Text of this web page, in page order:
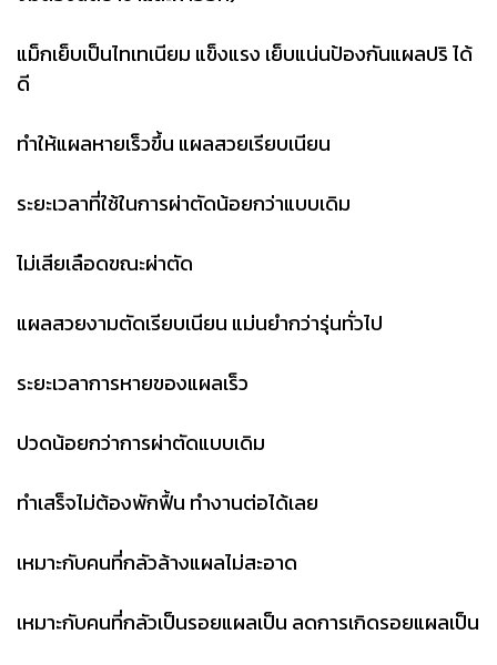
แม็กเย็บเป็นไทเทเนียม แข็งแรง เย็บแน่นป้องกันแผลปริ ได้
ดี
ทำให้แผลหายเร็วขึ้น แผลสวยเรียบเนียน
ระยะเวลาที่ใช้ในการผ่าตัดน้อยกว่าแบบเดิม
ไม่เสียเลือดขณะผ่าตัด
แผลสวยงามตัดเรียบเนียน แม่นยำกว่ารุ่นทั่วไป
ระยะเวลาการหายของแผลเร็ว
ปวดน้อยกว่าการผ่าตัดแบบเดิม
ทำเสร็จไม่ต้องพักฟื้น ทำงานต่อได้เลย
เหมาะกับคนที่กลัวล้างแผลไม่สะอาด
เหมาะกับคนที่กลัวเป็นรอยแผลเป็น ลดการเกิดรอยแผลเป็น